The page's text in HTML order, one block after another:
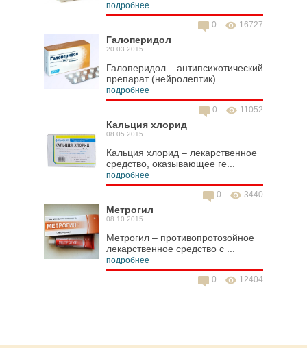
подробнее
16727
0
Галоперидол
20.03.2015
Галоперидол – антипсихотический
препарат (нейролептик)....
подробнее
11052
0
Кальция хлорид
08.05.2015
Кальция хлорид – лекарственное
средство, оказывающее ге...
подробнее
3440
0
Метрогил
08.10.2015
Метрогил – противопротозойное
лекарственное средство с ...
подробнее
12404
0